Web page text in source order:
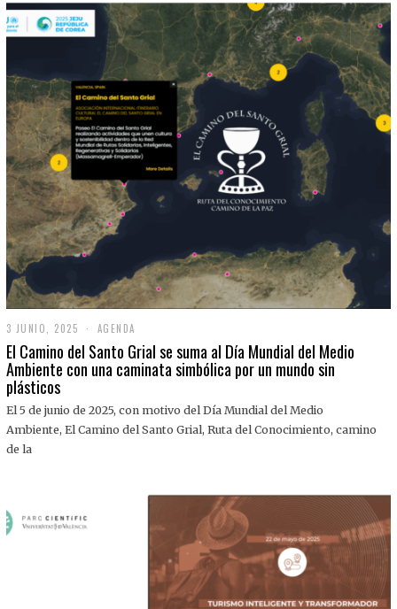
0
2
5
3 JUNIO, 2025
J
U
N
,
0
AGENDA
El Camino del Santo Grial se suma al Día Mundial del Medio
Ambiente con una caminata simbólica por un mundo sin
plásticos
El 5 de junio de 2025, con motivo del Día Mundial del Medio
Ambiente, El Camino del Santo Grial, Ruta del Conocimiento, camino
de la